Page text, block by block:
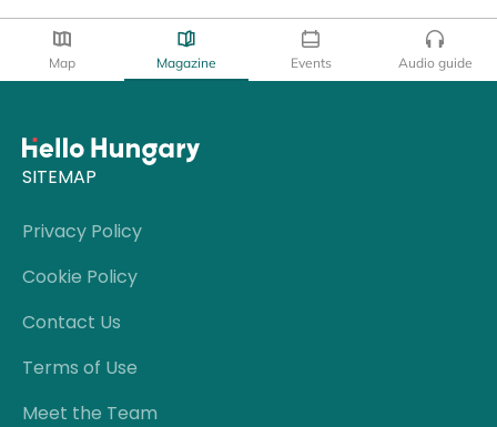
Map Magazine Events Audio guide
SITEMAP
Privacy Policy
Cookie Policy
Contact Us
Terms of Use
Meet the Team